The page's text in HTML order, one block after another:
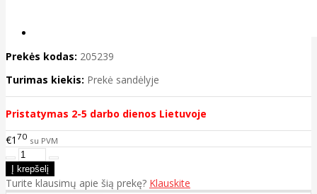
Prekės kodas: 205239
Turimas kiekis: Prekė sandėlyje
Pristatymas 2-5 darbo dienos Lietuvoje
€1 70 su PVM
Turite klausimų apie šią prekę? Klauskite